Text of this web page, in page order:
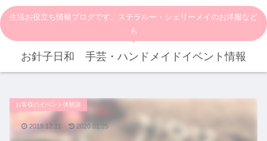
生活お役立ち情報ブログです。ステラルー・シェリーメイのお洋服など
も
お針子日和 手芸・ハンドメイドイベント情報
お客様のイベント体験談
2019.12.11 2020.01.25